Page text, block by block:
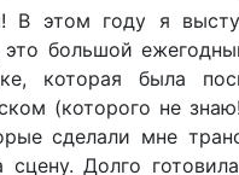
этом году я
большой
которая была
(которого не
сделали мне
Долго